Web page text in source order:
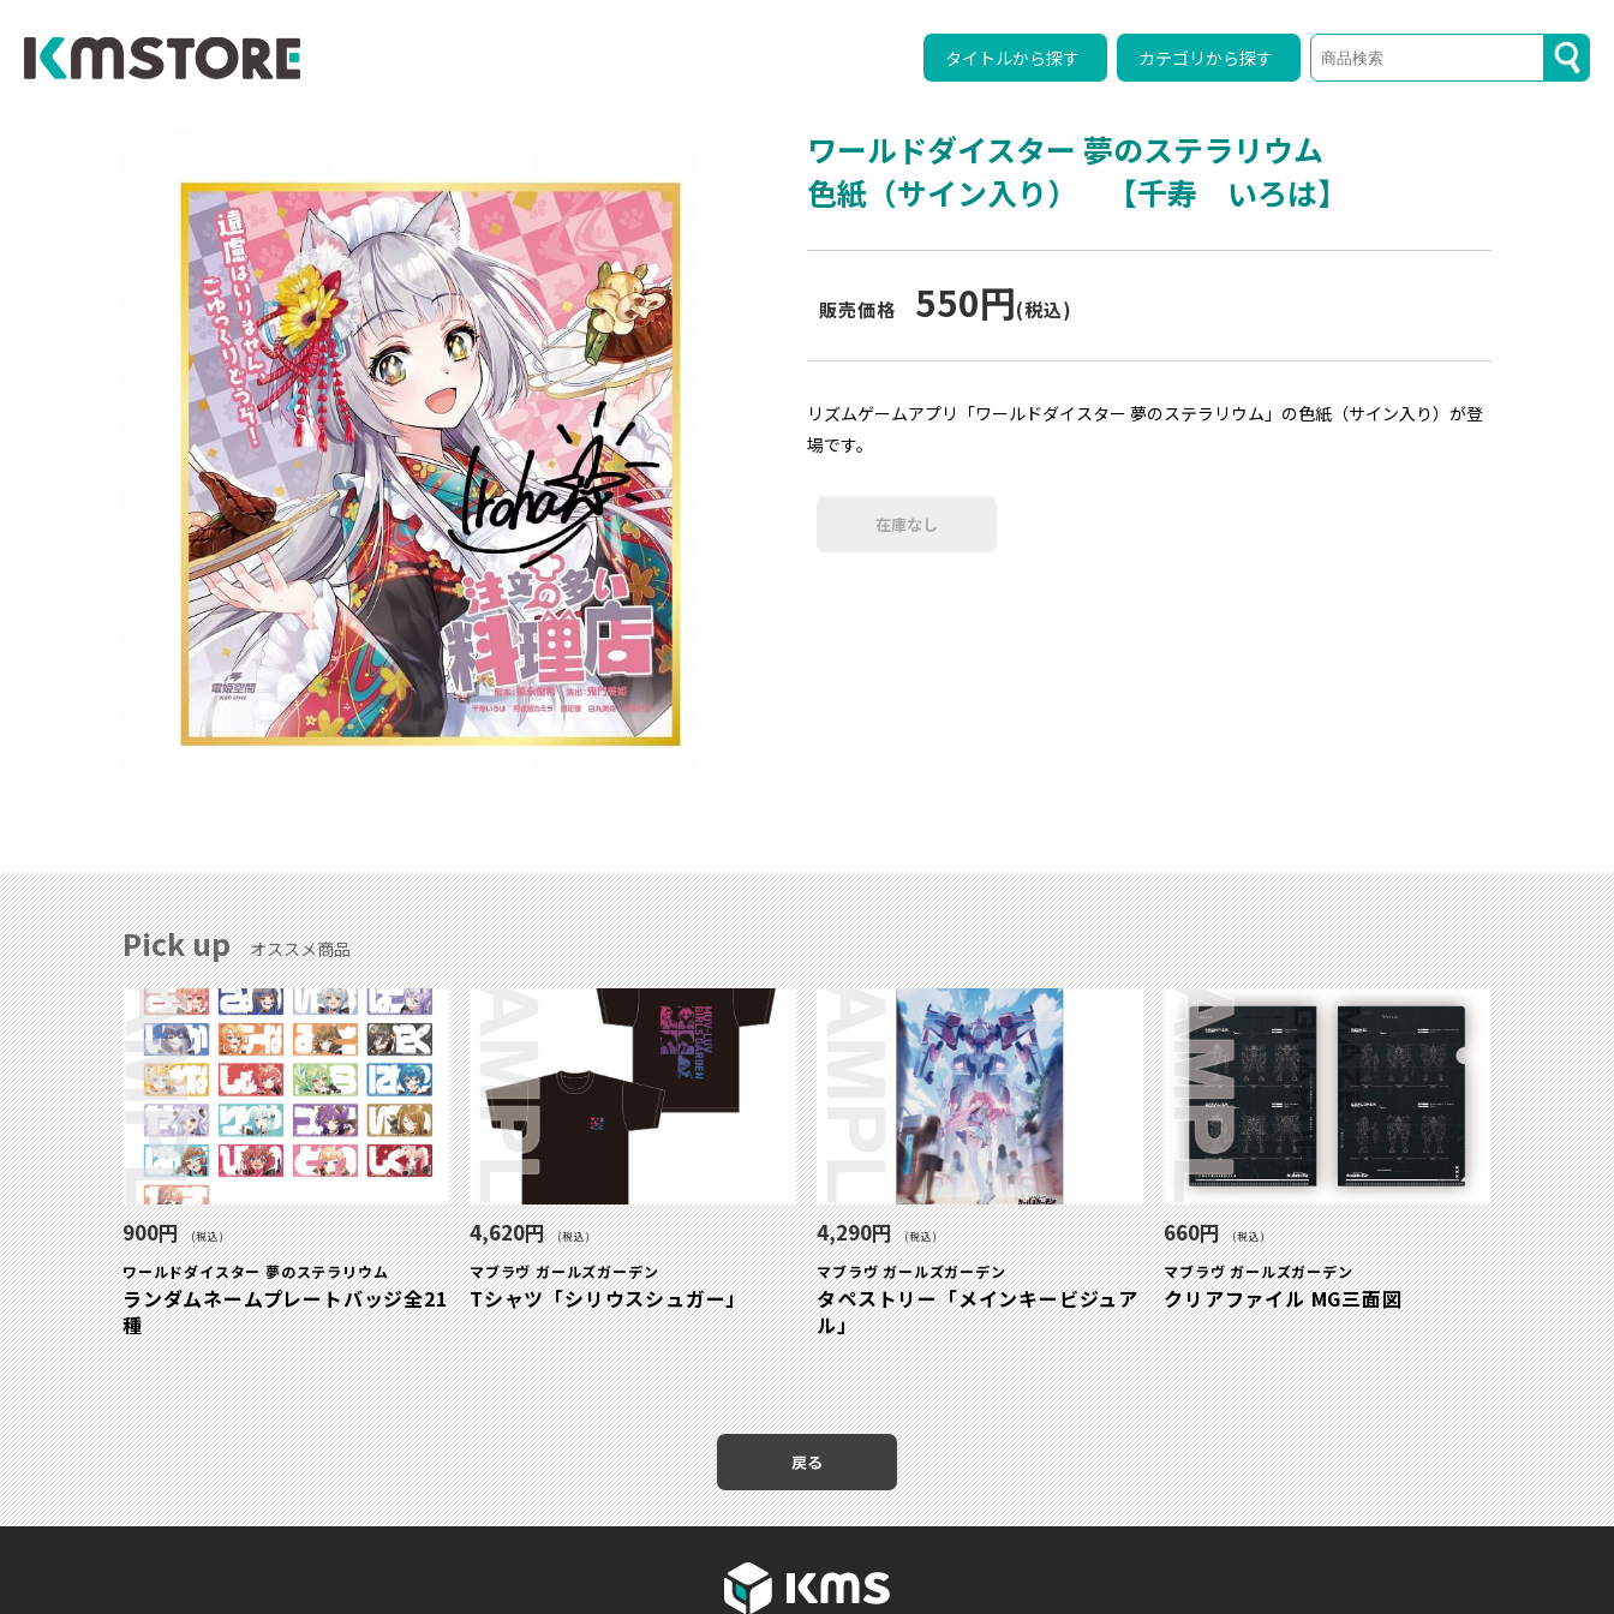
タイトルから探す カテゴリから探す
ワールドダイスター 夢のステラリウム
色紙（サイン入り） 【千寿 いろは】
販売価格 550円(税込)
リズムゲームアプリ「ワールドダイスター 夢のステラリウム」の色紙（サイン入り）が登
場です。
在庫なし
Pick up オススメ商品
900円 (税込)
ワールドダイスター 夢のステラリウム
ランダムネームプレートバッジ全21
種
4,620円 (税込)
マブラヴ ガールズガーデン
Tシャツ「シリウスシュガー」
4,290円 (税込)
マブラヴ ガールズガーデン
タペストリー「メインキービジュア
ル」
660円 (税込)
マブラヴ ガールズガーデン
クリアファイル MG三面図
戻る